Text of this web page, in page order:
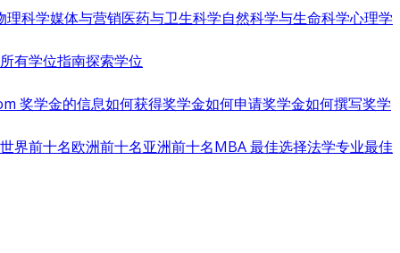
理科学媒体与营销医药与卫生科学自然科学与生命科学心理学
有学位指南探索学位
奖学金的信息如何获得奖学金如何申请奖学金如何撰写奖学
世界前十名欧洲前十名亚洲前十名MBA 最佳选择法学专业最佳